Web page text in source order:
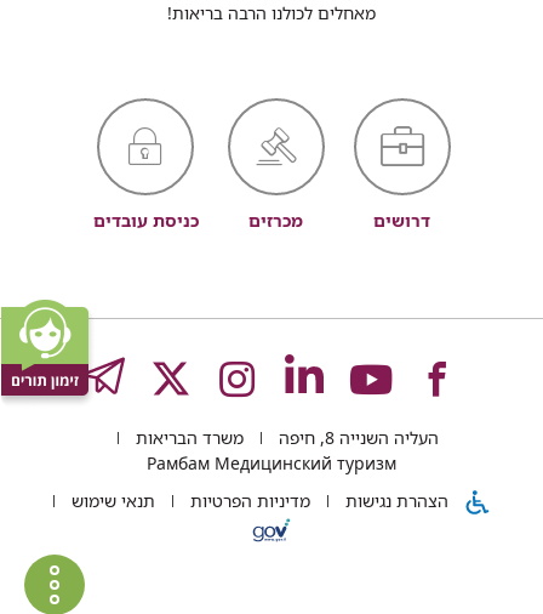
מאחלים לכולנו הרבה בריאות!
דרושים מכרזים כניסת עובדים
לעמוד
של
לעמוד
של
לעמוד
של
לעמוד
של
רמב"ם
לעמוד
של
רמב"ם
העליה השנייה 8, חיפה
משרד הבריאות
Рамбам Медицинский туризм
הצהרת נגישות
מדיניות הפרטיות תנאי שימוש